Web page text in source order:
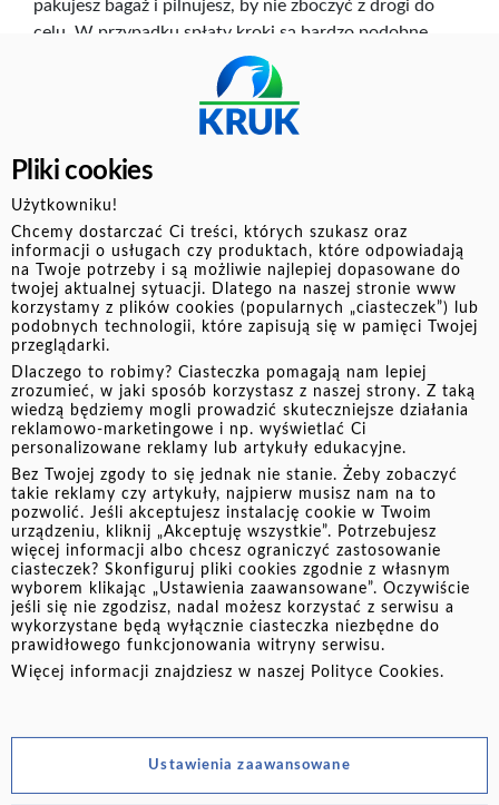
pakujesz bagaż i pilnujesz, by nie zboczyć z drogi do
celu. W przypadku spłaty kroki są bardzo podobne
1. Wytycz mapę - zrób pełny przegląd zobowiązań
Zbierz wszystkie informacje o długach. Spisz kwoty,
sytuacji pozwala sensownie zaplanować dalsze
działania.
2. Spakuj bagaż - Ustal, które długi są najpilniejsze
Największe ryzyko niosą zobowiązania zagrożone
postępowaniem sądowym lubegzekucją komorniczą.
Jeśli chcesz uniknąć zajęcia wynagrodzenia czy licytacji
nieruchomości, zacznijspłatę od tychzobowiązań.
Oczywiście niezaniedbujinnych długów - możesz np.
poprosić bank o wakacje kredytowe czy o odroczenie
raty. One powinny być zawsze na pierwszym miejscu.
3. Nie zbaczaj ze ścieżki - unikaj Zatrzymaj
zaciąganie kolejnych pożyczek
Gdy zaczynasz już wychodzić na prostą, łatwo o
zmniejszenie czujności. Podobnie jak w diecie - jedno
ciasteczko w tygodniu nie zaszkodzi, ale jeśli
stopniowo przejdzie w nawyk codziennego podjadania
- już trochę gorzej.
Pliki cookies
Użytkowniku!
Chcemy dostarczać Ci treści, których szukasz oraz
informacji o usługach czy produktach, które odpowiadają
na Twoje potrzeby i są możliwie najlepiej dopasowane do
twojej aktualnej sytuacji. Dlatego na naszej stronie www
korzystamy z plików cookies (popularnych „ciasteczek”) lub
podobnych technologii, które zapisują się w pamięci Twojej
przeglądarki.
Dlaczego to robimy? Ciasteczka pomagają nam lepiej
zrozumieć, w jaki sposób korzystasz z naszej strony. Z taką
wiedzą będziemy mogli prowadzić skuteczniejsze działania
reklamowo-marketingowe i np. wyświetlać Ci
personalizowane reklamy lub artykuły edukacyjne.
Bez Twojej zgody to się jednak nie stanie. Żeby zobaczyć
takie reklamy czy artykuły, najpierw musisz nam na to
pozwolić. Jeśli akceptujesz instalację cookie w Twoim
urządzeniu, kliknij „Akceptuję wszystkie”. Potrzebujesz
więcej informacji albo chcesz ograniczyć zastosowanie
ciasteczek? Skonfiguruj pliki cookies zgodnie z własnym
wyborem klikając „Ustawienia zaawansowane”. Oczywiście
jeśli się nie zgodzisz, nadal możesz korzystać z serwisu a
wykorzystane będą wyłącznie ciasteczka niezbędne do
prawidłowego funkcjonowania witryny serwisu.
Więcej informacji znajdziesz w naszej Polityce Cookies.
Ustawienia zaawansowane